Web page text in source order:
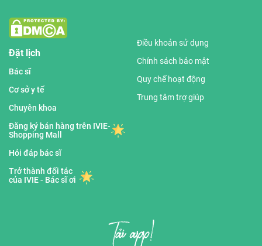
Đặt lịch
Bác sĩ
Cơ sở y tế
Chuyên khoa
Đăng ký bán hàng trên IVIE-
Shopping Mall
Hỏi đáp bác sĩ
Trở thành đối tác
của IVIE - Bác sĩ ơi
Điều khoản sử dụng
Chính sách bảo mật
Quy chế hoạt động
Trung tâm trợ giúp